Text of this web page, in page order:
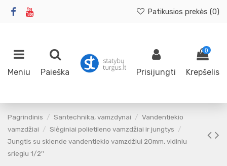
Patikusios prekės (0)
Meniu Paieška Prisijungti
0
Krepšelis
Pagrindinis Santechnika, vamzdynai
Vandentiekio
vamzdžiai
Slėginiai polietileno vamzdžiai ir jungtys
Jungtis su sklende vandentiekio vamzdžiui 20mm, vidiniu
sriegiu 1/2''